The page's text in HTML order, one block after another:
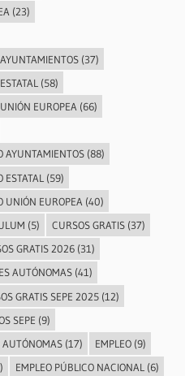
(23)
(37)
(58)
EUROPEA (66)
AYUNTAMIENTOS(88)
(59)
UNIÓN EUROPEA (40)
(5) CURSOS GRATIS(37)
GRATIS 2026(31)
AUTÓNOMAS(41)
GRATIS SEPE 2025(12)
SEPE (9)
AUTÓNOMAS(17) EMPLEO(9)
EMPLEO PÚBLICO NACIONAL (6)